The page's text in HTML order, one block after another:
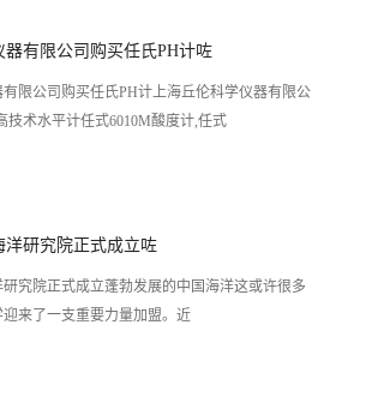
器有限公司购买任氏PH计咗
限公司购买任氏PH计上海丘伦科学仪器有限公
技术水平计任式6010M酸度计,任式
洋研究院正式成立咗
究院正式成立蓬勃发展的中国海洋这或许很多
来了一支重要力量加盟。近